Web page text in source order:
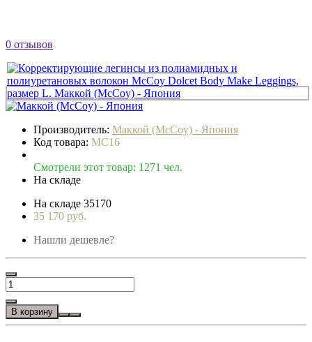
0 отзывов
Производитель: Маккой (McCoy) - Япония
Код товара: MC16
Смотрели этот товар: 1271 чел.
На складе
На складе 35170
35 170 руб.
Нашли дешевле?
В корзину